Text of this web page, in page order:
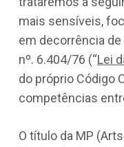
mais sensíveis,
em decorrência
nº. 6.404/76 (“Lei
do próprio Código
competências
O título da MP